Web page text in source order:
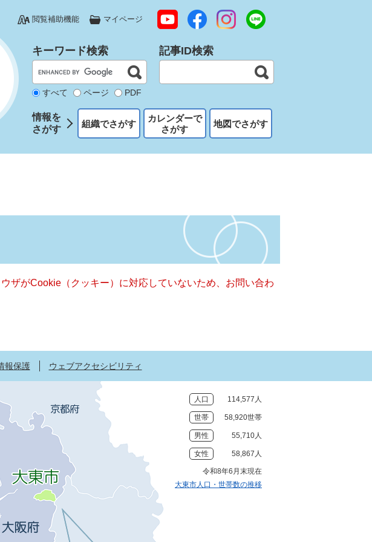
閲覧補助機能 マイページ
キーワード検索
すべて ページ PDF
記事ID検索
情報を
さがす
組織でさがす
カレンダーで
さがす
地図でさがす
ザがCookie（クッキー）に対応していないため、お問い合わ
報保護 ウェブアクセシビリティ
人口 114,577人
世帯 58,920世帯
男性 55,710人
女性 58,867人
令和8年6月末現在
大東市人口・世帯数の推移